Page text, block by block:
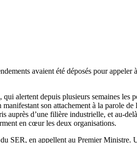
avaient été déposés pour appeler
alertent depuis plusieurs semaines les
son attachement à la parole de
auprès d’une filière industrielle, et au-
en cœur les deux organisations.
SER, en appellent au Premier Ministre.